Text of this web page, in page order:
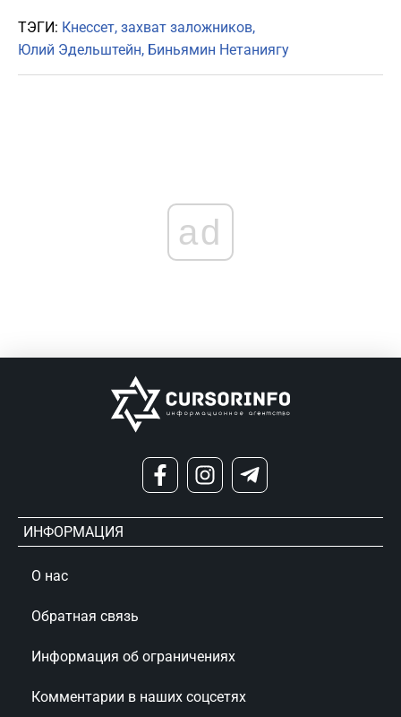
ТЭГИ: Кнессет захват заложников
Юлий Эдельштейн Биньямин Нетаниягу
ad
ИНФОРМАЦИЯ
О нас
Обратная связь
Информация об ограничениях
Комментарии в наших соцсетях